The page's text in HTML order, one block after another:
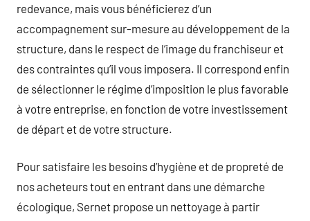
redevance, mais vous bénéficierez d’un
accompagnement sur-mesure au développement de la
structure, dans le respect de l’image du franchiseur et
des contraintes qu’il vous imposera. Il correspond enfin
de sélectionner le régime d’imposition le plus favorable
à votre entreprise, en fonction de votre investissement
de départ et de votre structure.
Pour satisfaire les besoins d’hygiène et de propreté de
nos acheteurs tout en entrant dans une démarche
écologique, Sernet propose un nettoyage à partir